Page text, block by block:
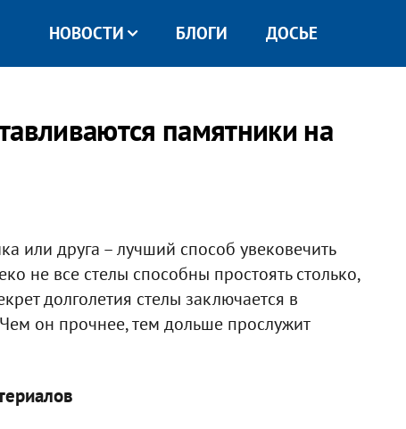
НОВОСТИ БЛОГИ ДОСЬЕ
памятники на
или друга – лучший способ увековечить
не все стелы способны простоять столько,
долголетия стелы заключается в
он прочнее, тем дольше прослужит